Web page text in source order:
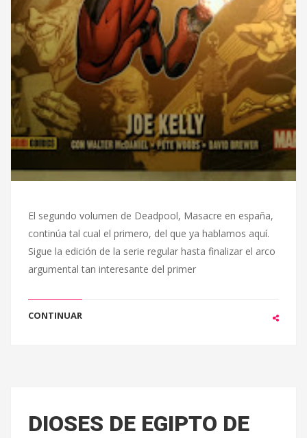
El segundo volumen de Deadpool, Masacre en españa,
continúa tal cual el primero, del que ya hablamos aquí.
Sigue la edición de la serie regular hasta finalizar el arco
argumental tan interesante del primer
CONTINUAR
DIOSES DE EGIPTO DE